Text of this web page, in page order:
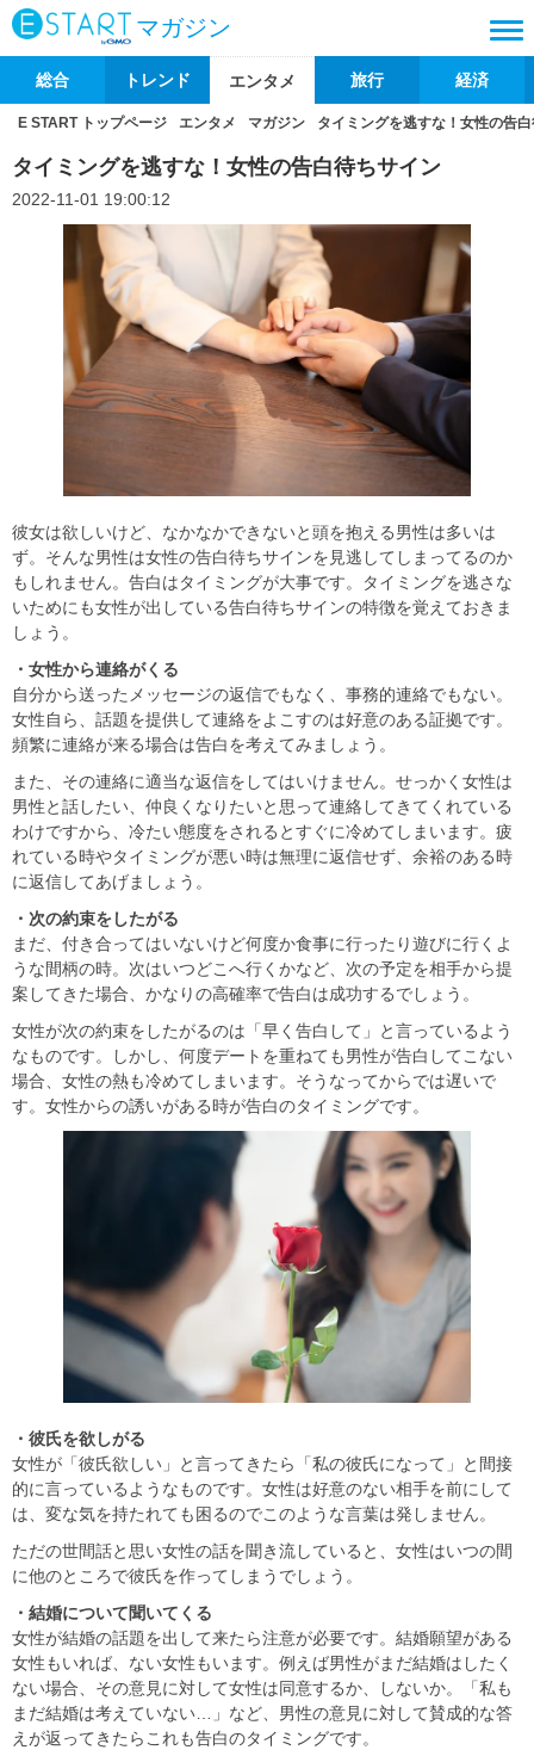
マガジン
総合 トレンド エンタメ 旅行 経済
E START トップページ エンタメ マガジン タイミングを逃すな！女性の告
タイミングを逃すな！女性の告白待ちサイン
2022-11-01 19:00:12
彼女は欲しいけど、なかなかできないと頭を抱える男性は多いは
ず。そんな男性は女性の告白待ちサインを見逃してしまってるのか
もしれません。告白はタイミングが大事です。タイミングを逃さな
いためにも女性が出している告白待ちサインの特徴を覚えておきま
しょう。
・女性から連絡がくる
自分から送ったメッセージの返信でもなく、事務的連絡でもない。
女性自ら、話題を提供して連絡をよこすのは好意のある証拠です。
頻繁に連絡が来る場合は告白を考えてみましょう。
また、その連絡に適当な返信をしてはいけません。せっかく女性は
男性と話したい、仲良くなりたいと思って連絡してきてくれている
わけですから、冷たい態度をされるとすぐに冷めてしまいます。疲
れている時やタイミングが悪い時は無理に返信せず、余裕のある時
に返信してあげましょう。
・次の約束をしたがる
まだ、付き合ってはいないけど何度か食事に行ったり遊びに行くよ
うな間柄の時。次はいつどこへ行くかなど、次の予定を相手から提
案してきた場合、かなりの高確率で告白は成功するでしょう。
女性が次の約束をしたがるのは「早く告白して」と言っているよう
なものです。しかし、何度デートを重ねても男性が告白してこない
場合、女性の熱も冷めてしまいます。そうなってからでは遅いで
す。女性からの誘いがある時が告白のタイミングです。
・彼氏を欲しがる
女性が「彼氏欲しい」と言ってきたら「私の彼氏になって」と間接
的に言っているようなものです。女性は好意のない相手を前にして
は、変な気を持たれても困るのでこのような言葉は発しません。
ただの世間話と思い女性の話を聞き流していると、女性はいつの間
に他のところで彼氏を作ってしまうでしょう。
・結婚について聞いてくる
女性が結婚の話題を出して来たら注意が必要です。結婚願望がある
女性もいれば、ない女性もいます。例えば男性がまだ結婚はしたく
ない場合、その意見に対して女性は同意するか、しないか。「私も
まだ結婚は考えていない…」など、男性の意見に対して賛成的な答
えが返ってきたらこれも告白のタイミングです。